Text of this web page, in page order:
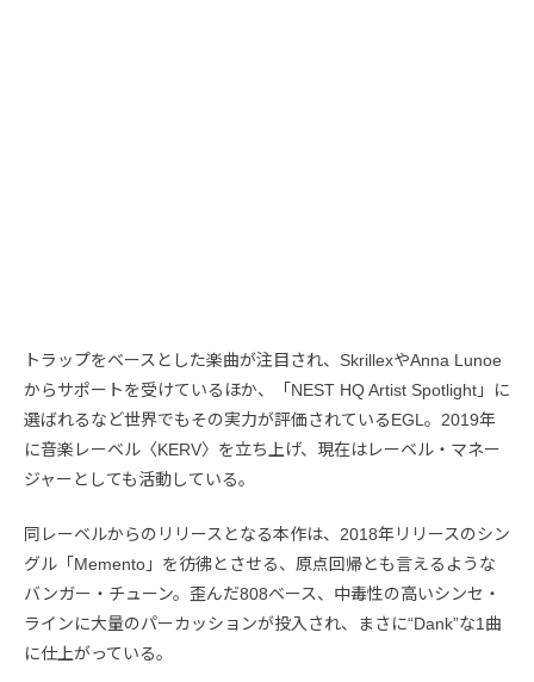
トラップをベースとした楽曲が注目され、SkrillexやAnna Lunoe
からサポートを受けているほか、「NEST HQ Artist Spotlight」に
選ばれるなど世界でもその実力が評価されているEGL。2019年
に音楽レーベル〈KERV〉を立ち上げ、現在はレーベル・マネー
ジャーとしても活動している。
同レーベルからのリリースとなる本作は、2018年リリースのシン
グル「Memento」を彷彿とさせる、原点回帰とも言えるような
バンガー・チューン。歪んだ808ベース、中毒性の高いシンセ・
ラインに大量のパーカッションが投入され、まさに“Dank”な1曲
に仕上がっている。